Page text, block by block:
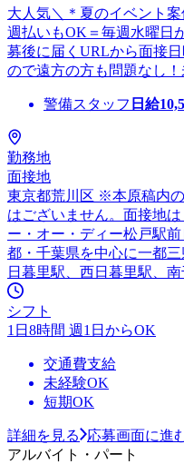
大人気＼＊夏のイベント
週払いもOK＝毎週水曜日
募後に届くURLから面接
ので遠方の方も問題なし！
警備スタッフ 日給
勤務地
面接地
東京都荒川区 ※本原稿内
はございません。面接地
ー・オー・ディー松戸駅
都・千葉県を中心に一都
日暮里駅、西日暮里駅、
シフト
1日8時間 週1日からOK
交通費支給
未経験OK
短期OK
詳細を見る
応募画面に進
アルバイト・パート